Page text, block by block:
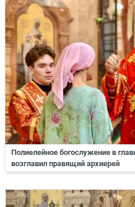
Полиелейное богослужение в
возглавил правящий архиерей